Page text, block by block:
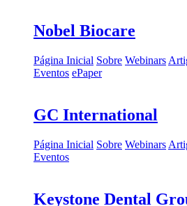
Nobel Biocare
Página Inicial Sobre Webinars
Eventos ePaper
GC International
Página Inicial Sobre Webinars
Eventos
Keystone Dental